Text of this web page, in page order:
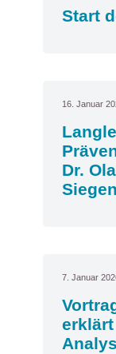
Start
16. Januar
Dr.
7. Januar
erklärt